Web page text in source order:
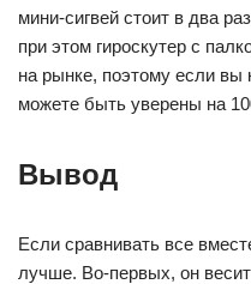
мини-сигвей стоит в два
при этом гироскутер с
на рынке, поэтому если вы
можете быть уверены на
Вывод
Если сравнивать все
лучше. Во-первых, он